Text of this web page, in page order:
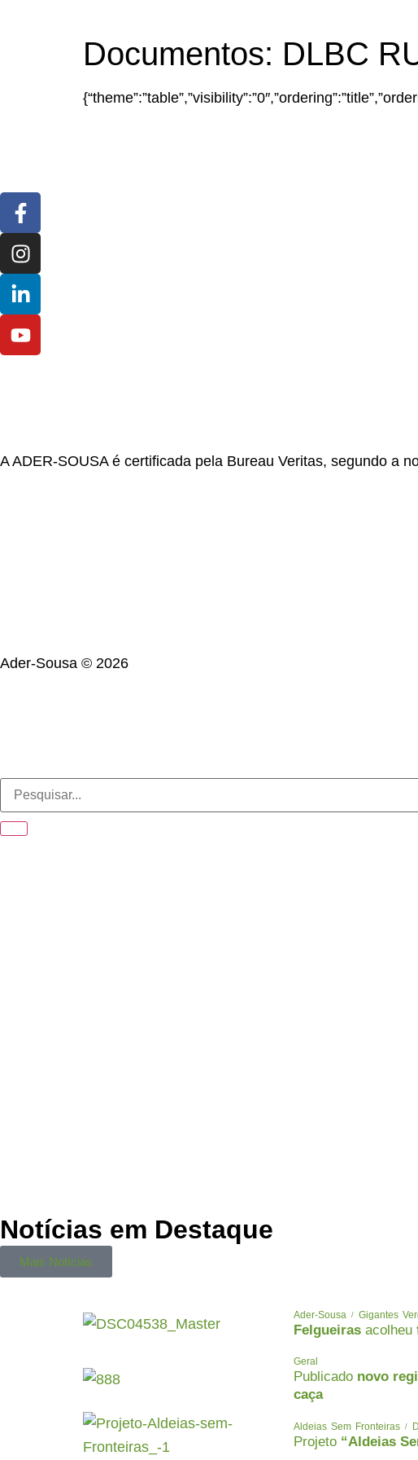
Documentos: DLBC
A ADER-SOUSA é certificada pela Bureau Veritas, segundo a
Ader-Sousa © 2026
Notícias em Destaque
Mais Notícias
Ader-Sousa Gigantes
Felgueiras acolheu
Geral
Publicado novo
caça
Aldeias Sem Fronteiras
Projeto “Aldeias